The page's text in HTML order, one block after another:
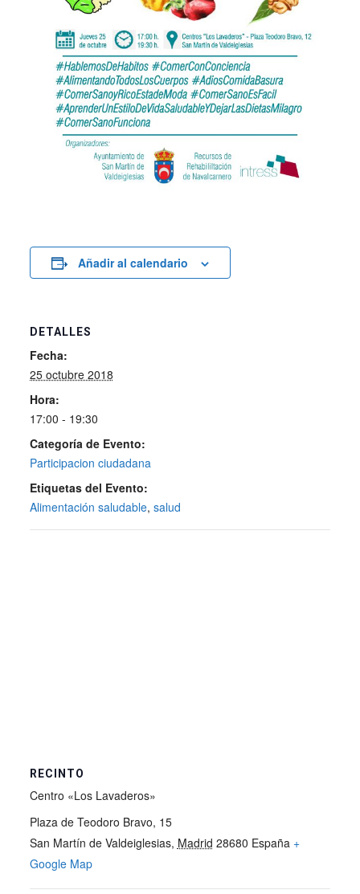
Añadir al calendario
DETALLES
Fecha:
25 octubre 2018
Hora:
17:00 - 19:30
Categoría de Evento:
Participacion ciudadana
Etiquetas del Evento:
Alimentación saludable, salud
RECINTO
Centro «Los Lavaderos»
Plaza de Teodoro Bravo, 15
San Martín de Valdeiglesias, Madrid 28680 España +
Google Map